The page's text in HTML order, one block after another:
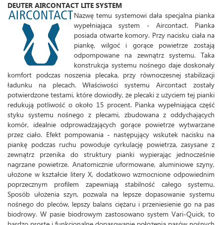
DEUTER AIRCONTACT LITE SYSTEM
Nazwę temu systemowi dała specjalna pianka
wypełniająca system - Aircontact. Pianka
posiada otwarte komory. Przy nacisku ciała na
piankę, wilgoć i gorące powietrze zostają
odpompowane na zewnątrz systemu. Taka
konstrukcja systemu nośnego daje doskonały
komfort podczas noszenia plecaka, przy równoczesnej stabilizacji
ładunku na plecach. Właściwości systemu Aircontact zostały
potwierdzone testami, które dowiodły, że plecaki z użyciem tej pianki
redukują potliwość o około 15 procent. Pianka wypełniająca część
styku systemu nośnego z plecami, zbudowana z oddychających
komór, idealnie odprowadzających gorące powietrze wytwarzane
przez ciało. Efekt pompowania - następujący wskutek nacisku na
piankę podczas ruchu powoduje cyrkulację powietrza, zasysane z
zewnątrz przenika do struktury pianki wypierając jednocześnie
nagrzane powietrze. Anatomicznie uformowane, aluminiowe szyny,
ułożone w kształcie litery X, dodatkowo wzmocnione odpowiednim
poprzecznym profilem zapewniają stabilność całego systemu.
Sposób ułożenia szyn, pozwala na lepsze dopasowanie systemu
nośnego do pleców, lepszy balans ciężaru i przeniesienie go na pas
biodrowy. W pasie biodrowym zastosowano system Vari-Quick, to